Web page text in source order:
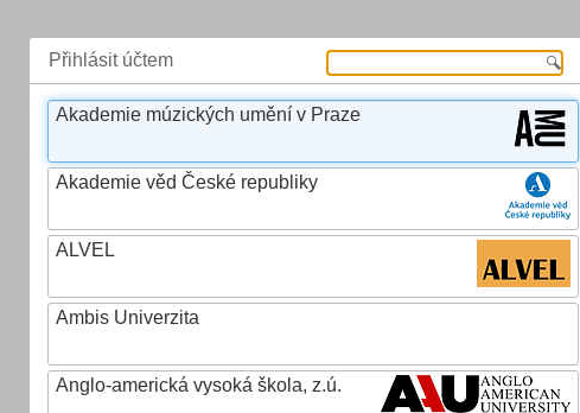
Přihlásit účtem
Akademie múzických umění v Praze
Akademie věd České republiky
ALVEL
Ambis Univerzita
Anglo-americká vysoká škola, z.ú.